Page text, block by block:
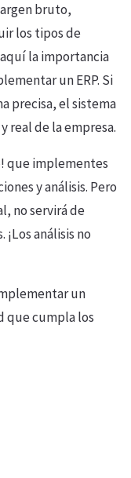
bruto,
los tipos de
la importancia
un ERP. Si
precisa, el sistema
real de la empresa.
que implementes
y análisis. Pero
no servirá de
análisis no
un
que cumpla los